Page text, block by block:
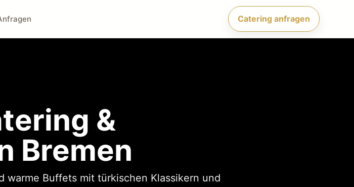
Catering anfragen
&
Bremen
Buffets mit türkischen Klassikern und